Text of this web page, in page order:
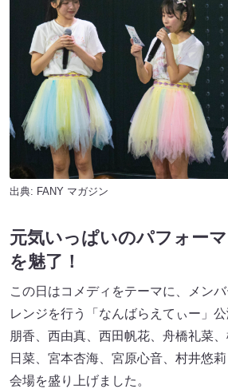
出典: FANY マガジン
元気いっぱいのパフォー
を魅了！
この日はコメディをテーマに、メン
レンジを行う「なんばらえてぃー」公
朋香、西由真、西田帆花、舟橋礼菜
日菜、宮本杏海、宮原心音、村井悠
会場を盛り上げました。